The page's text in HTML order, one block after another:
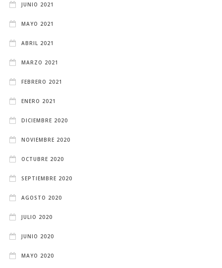
JUNIO 2021
MAYO 2021
ABRIL 2021
MARZO 2021
FEBRERO 2021
ENERO 2021
DICIEMBRE 2020
NOVIEMBRE 2020
OCTUBRE 2020
SEPTIEMBRE 2020
AGOSTO 2020
JULIO 2020
JUNIO 2020
MAYO 2020